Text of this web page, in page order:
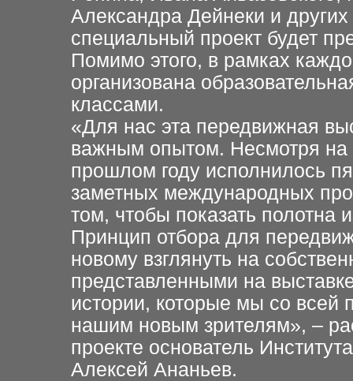
Александра Дейнеки и
специальный проект будет
Помимо этого, в рамках
организована
классами.
«Для нас эта передвижная
важным опытом. Несмотря
прошлом году исполнилось
заметных международных
том, чтобы показать полотна
Принцип отбора для
новому взглянуть на
представленными на
истории, которые мы со всей
нашим новым зрителям», –
проекте основатель
Алексей Ананьев.